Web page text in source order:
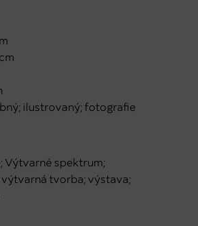
ilustrovaný; fotografie
Výtvarné spektrum;
tvorba; výstava;